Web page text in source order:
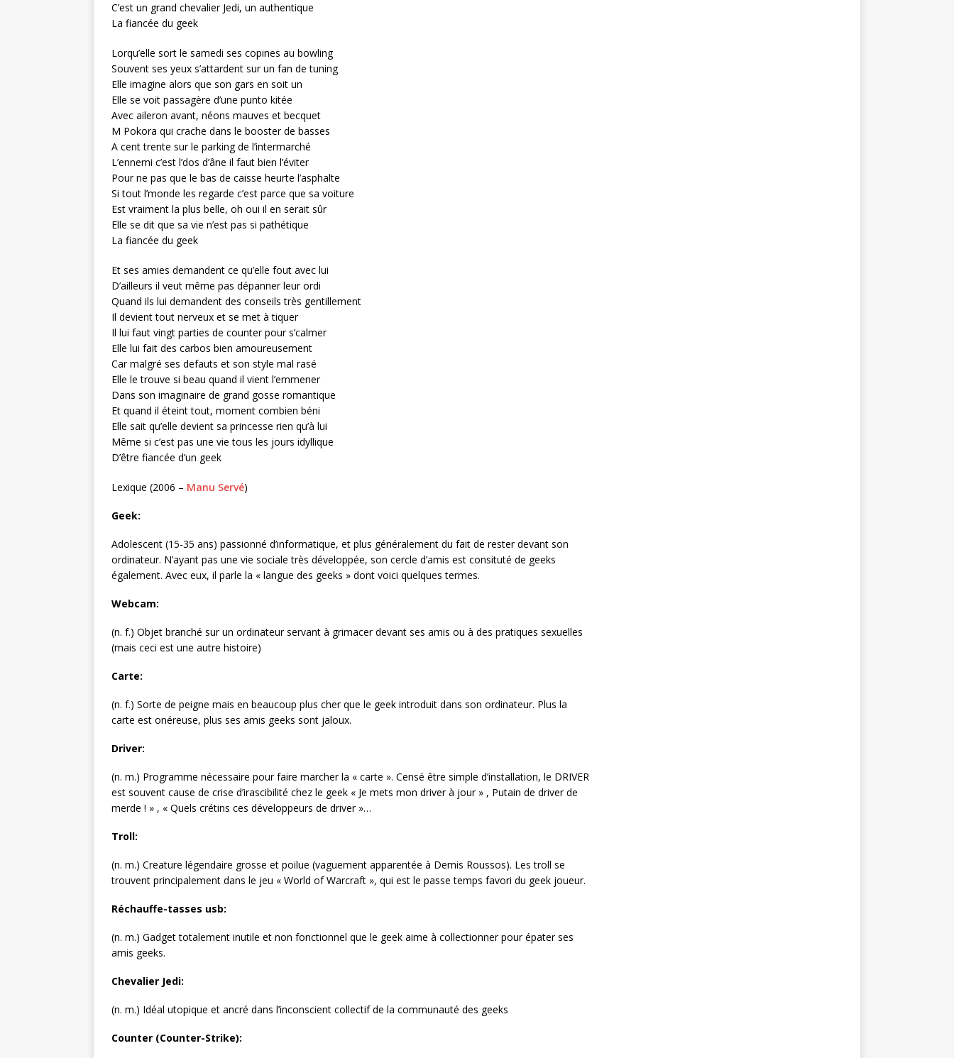
C’est un grand chevalier Jedi, un authentique
La fiancée du geek
Lorqu’elle sort le samedi ses copines au bowling
Souvent ses yeux s’attardent sur un fan de tuning
Elle imagine alors que son gars en soit un
Elle se voit passagère d’une punto kitée
Avec aileron avant, néons mauves et becquet
M Pokora qui crache dans le booster de basses
A cent trente sur le parking de l’intermarché
L’ennemi c’est l’dos d’âne il faut bien l’éviter
Pour ne pas que le bas de caisse heurte l’asphalte
Si tout l’monde les regarde c’est parce que sa voiture
Est vraiment la plus belle, oh oui il en serait sûr
Elle se dit que sa vie n’est pas si pathétique
La fiancée du geek
Et ses amies demandent ce qu’elle fout avec lui
D’ailleurs il veut même pas dépanner leur ordi
Quand ils lui demandent des conseils très gentillement
Il devient tout nerveux et se met à tiquer
Il lui faut vingt parties de counter pour s’calmer
Elle lui fait des carbos bien amoureusement
Car malgré ses defauts et son style mal rasé
Elle le trouve si beau quand il vient l’emmener
Dans son imaginaire de grand gosse romantique
Et quand il éteint tout, moment combien béni
Elle sait qu’elle devient sa princesse rien qu’à lui
Même si c’est pas une vie tous les jours idyllique
D’être fiancée d’un geek
Lexique (2006 – Manu Servé)
Geek:
Adolescent (15-35 ans) passionné d’informatique, et plus généralement du fait de rester devant son
ordinateur. N’ayant pas une vie sociale très développée, son cercle d’amis est consituté de geeks
également. Avec eux, il parle la « langue des geeks » dont voici quelques termes.
Webcam:
(n. f.) Objet branché sur un ordinateur servant à grimacer devant ses amis ou à des pratiques sexuelles
(mais ceci est une autre histoire)
Carte:
(n. f.) Sorte de peigne mais en beaucoup plus cher que le geek introduit dans son ordinateur. Plus la
carte est onéreuse, plus ses amis geeks sont jaloux.
Driver:
(n. m.) Programme nécessaire pour faire marcher la « carte ». Censé être simple d’installation, le DRIVER
est souvent cause de crise d’irascibilité chez le geek « Je mets mon driver à jour » , Putain de driver de
merde ! » , « Quels crétins ces développeurs de driver »…
Troll:
(n. m.) Creature légendaire grosse et poilue (vaguement apparentée à Demis Roussos). Les troll se
trouvent principalement dans le jeu « World of Warcraft », qui est le passe temps favori du geek joueur.
Réchauffe-tasses usb:
(n. m.) Gadget totalement inutile et non fonctionnel que le geek aime à collectionner pour épater ses
amis geeks.
Chevalier Jedi:
(n. m.) Idéal utopique et ancré dans l’inconscient collectif de la communauté des geeks
Counter (Counter-Strike):